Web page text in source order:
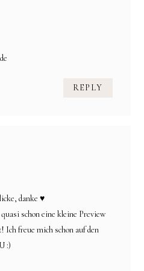
REPLY
danke ♥
schon eine kleine Preview
Ich freue mich schon auf den
:)